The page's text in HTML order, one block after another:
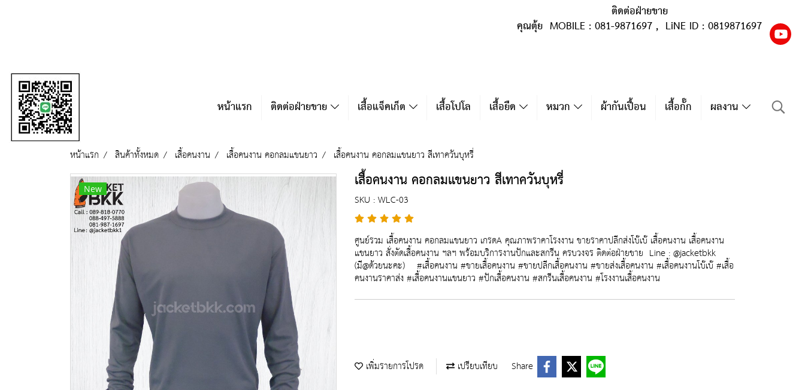
ติดต่อฝ่ายขาย
คุณตุ้ย MOBILE : 081-9871697 , LiNE ID : 0819871697
หน้าแรก ติดต่อฝ่ายขาย เสื้อแจ็คเก็ต เสื้อโปโล เสื้อยืด หมวก ผ้ากันเปื้อน เสื้อกั๊ก ผลงาน
หน้าแรก สินค้าทั้งหมด เสื้อคนงาน เสื้อคนงาน คอกลมแขนยาว เสื้อคนงาน คอกลมแขนยาว สีเทาควันบุหรี่
New เสื้อคนงาน คอกลมแขนยาว สีเทาควันบุหรี่
SKU : WLC-03
ศูนย์รวม เสื้อคนงาน คอกลมแขนยาว เกรดA คุณภาพราคาโรงงาน ขายราคาปลีกส่งโบ๊เบ๊ เสื้อคนงาน เสื้อคนงาน
แขนยาว สั่งตัดเสื้อคนงาน ฯลฯ พร้อมบริการงานปักและสกรีน ครบวงจร ติดต่อฝ่ายขาย Line : @jacketbkk
(มี@ด้วยนะคะ) #เสื้อคนงาน #ขายเสื้อคนงาน #ขายปลีกเสื้อคนงาน #ขายส่งเสื้อคนงาน #เสื้อคนงานโบ๊เบ๊ #เสื้อ
คนงานราคาส่ง #เสื้อคนงานแขนยาว #ปักเสื้อคนงาน #สกรีนเสื้อคนงาน #โรงงานเสื้อคนงาน
เพิ่มรายการโปรด เปรียบเทียบ Share